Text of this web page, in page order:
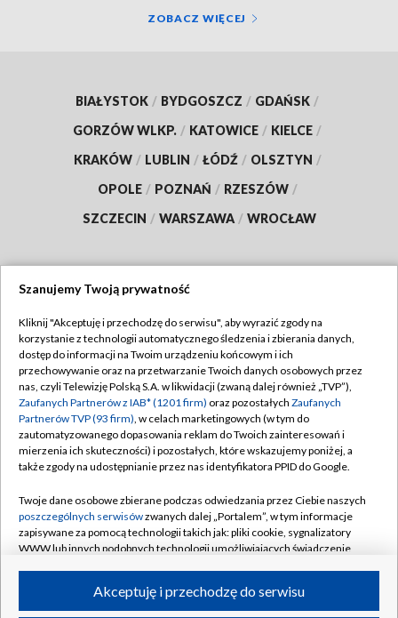
ZOBACZ WIĘCEJ
BIAŁYSTOK / BYDGOSZCZ / GDAŃSK /
GORZÓW WLKP. / KATOWICE / KIELCE /
KRAKÓW / LUBLIN / ŁÓDŹ / OLSZTYN /
OPOLE / POZNAŃ / RZESZÓW /
SZCZECIN / WARSZAWA / WROCŁAW
TVP
Abonament TVP
Emisja w TVP
Centrum informacji TVP
Naziemna Telewizja Cyfrowa
Rada Programowa
System NOS
Informacje o nadawcy
Program dla prasy
Regulamin TVP
Polityka prywatności
Moje zgody
Pomoc
Kontakt
Kanały
Szanujemy Twoją prywatność
Kliknij "Akceptuję i przechodzę do serwisu", aby wyrazić zgody na
korzystanie z technologii automatycznego śledzenia i zbierania danych,
dostęp do informacji na Twoim urządzeniu końcowym i ich
przechowywanie oraz na przetwarzanie Twoich danych osobowych przez
nas, czyli Telewizję Polską S.A. w likwidacji (zwaną dalej również „TVP”),
Zaufanych Partnerów z IAB* (1201 firm) oraz pozostałych Zaufanych
Partnerów TVP (93 firm), w celach marketingowych (w tym do
zautomatyzowanego dopasowania reklam do Twoich zainteresowań i
mierzenia ich skuteczności) i pozostałych, które wskazujemy poniżej, a
także zgody na udostępnianie przez nas identyfikatora PPID do Google.
Twoje dane osobowe zbierane podczas odwiedzania przez Ciebie naszych
poszczególnych serwisówzwanych dalej „Portalem”, w tym informacje
zapisywane za pomocą technologii takich jak: pliki cookie, sygnalizatory
WWW lub innych podobnych technologii umożliwiających świadczenie
ruchu w Internecie.Akceptuję i przechodzę do serwisu